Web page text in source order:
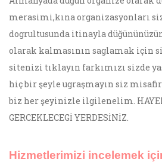
merasimi,kına organizasyonları
dogrultusunda itinayla
olarak kalmasının saglamak için
sitenizi tıklayın farkımızı sizde
hiç bir şeyle ugraşmayın siz
biz her şeyinizle ilgilenelim.
GERCEKLECEGİ YERDESİNİZ.
Hizmetlerimizi incelemek